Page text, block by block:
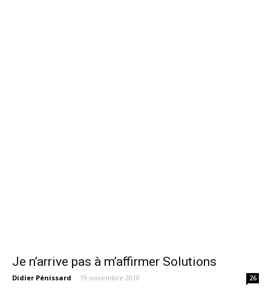
Je n’arrive pas à m’affirmer Solutions
Didier Pénissard - 19 novembre 2010 26